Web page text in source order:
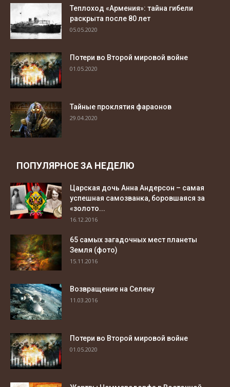
Теплоход «Армения»: тайна гибели
раскрыта после 80 лет
05.05.2020
Потери во Второй мировой войне
01.05.2020
Тайные проклятия фараонов
29.04.2020
ПОПУЛЯРНОЕ ЗА НЕДЕЛЮ
Царская дочь Анна Андерсон – самая
успешная самозванка, боровшаяся за
«золото...
16.12.2016
65 самых загадочных мест планеты
Земля (фото)
15.11.2016
Возвращение на Селену
11.03.2016
Потери во Второй мировой войне
01.05.2020